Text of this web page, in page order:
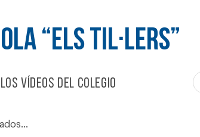
“ELS TIL·LERS”
los vídeos del colegio